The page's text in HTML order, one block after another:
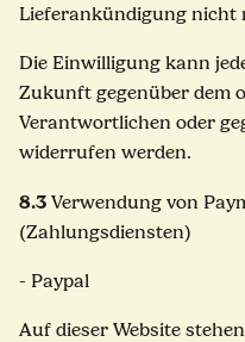
Lieferankündigung nicht
Die Einwilligung kann
Zukunft gegenüber dem
Verantwortlichen oder
widerrufen werden.
8.3 Verwendung von
(Zahlungsdiensten)
- Paypal
Auf dieser Website